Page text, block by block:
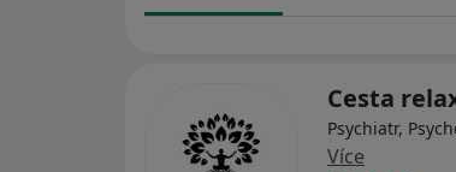
Cesta
Psychiatr,
Více